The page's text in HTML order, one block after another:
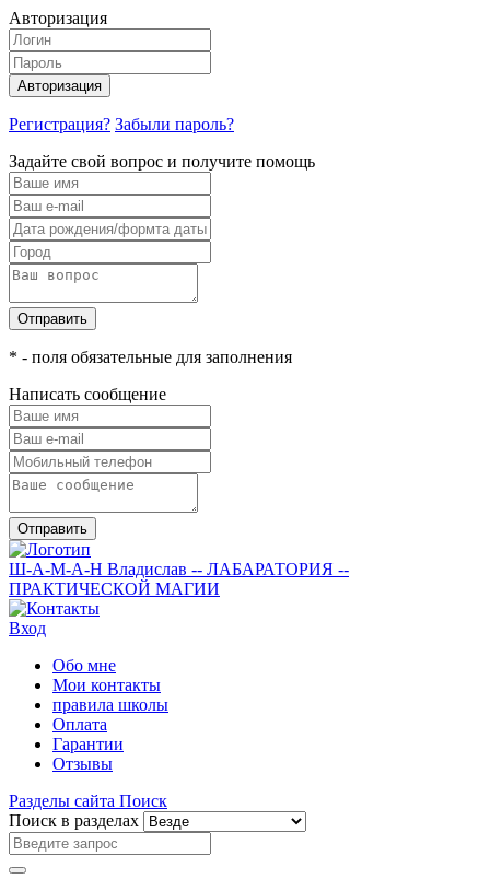
Авторизация
Авторизация
Регистрация? Забыли пароль?
Задайте свой вопрос и получите помощь
Отправить
* - поля обязательные для заполнения
Написать сообщение
Отправить
Ш-А-М-А-Н Владислав -- ЛАБАРАТОРИЯ --
ПРАКТИЧЕСКОЙ МАГИИ
Вход
Обо мне
Мои контакты
правила школы
Оплата
Гарантии
Отзывы
Разделы сайта Поиск
Поиск в разделах